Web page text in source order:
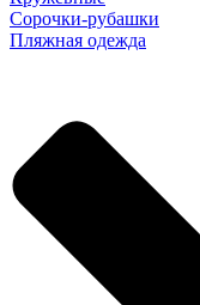
Сорочки-рубашки
Пляжная одежда